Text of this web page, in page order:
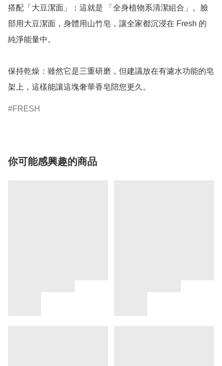
搭配「大豆潔面」：這就是 「全身植物系清潔組合」。臉
部用大豆潔面，身體用山竹皂，讓全家都沉浸在 Fresh 的
純淨能量中。
保持乾燥：雖然它是三重研磨，但建議放在有濾水功能的皂
架上，這樣能讓這塊奢華香皂陪您更久。
FRESH
你可能感興趣的商品